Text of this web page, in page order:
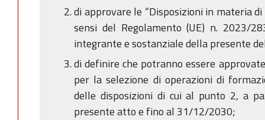
di approvare le “Disposizioni in materia
sensi del Regolamento (UE) n. 2023/
integrante e sostanziale della presente
di definire che potranno essere
per la selezione di operazioni di
delle disposizioni di cui al punto 2, a
presente atto e fino al 31/12/2030;